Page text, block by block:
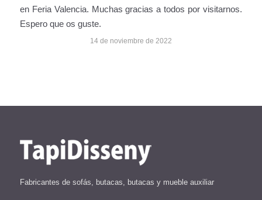
en Feria Valencia. Muchas gracias a todos por visitarnos.
Espero que os guste.
14 de noviembre de 2022
Fabricantes de sofás, butacas, butacas y mueble auxiliar